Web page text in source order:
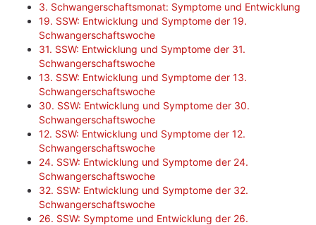
3. Schwangerschaftsmonat: Symptome und Entwicklung
19. SSW: Entwicklung und Symptome der 19.
Schwangerschaftswoche
31. SSW: Entwicklung und Symptome der 31.
Schwangerschaftswoche
13. SSW: Entwicklung und Symptome der 13.
Schwangerschaftswoche
30. SSW: Entwicklung und Symptome der 30.
Schwangerschaftswoche
12. SSW: Entwicklung und Symptome der 12.
Schwangerschaftswoche
24. SSW: Entwicklung und Symptome der 24.
Schwangerschaftswoche
32. SSW: Entwicklung und Symptome der 32.
Schwangerschaftswoche
26. SSW: Symptome und Entwicklung der 26.